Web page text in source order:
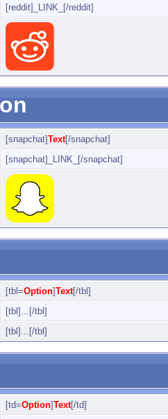
[reddit]_LINK_[/reddit]
[snapchat]Text[/snapchat]
[snapchat]_LINK_[/snapchat]
[tbl=Option]Text[/tbl]
[tbl]...[/tbl]
[tbl]...[/tbl]
[td=Option]Text[/td]